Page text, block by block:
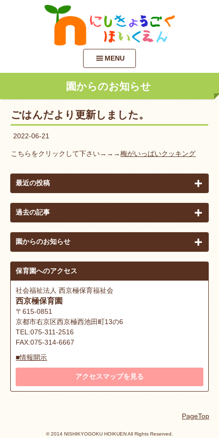
MENU
園からのお知らせ
ごはんだより更新しました。
2022-06-21
こちらをクリックして下さい→→→梅がいっぱいクッキング
最近の投稿
過去の記事
園からのお知らせ
保育園へのアクセス
社会福祉法人 西京極保育福祉会
西京極保育園
〒615-0851
京都市右京区西京極西池田町13の6
TEL:075-311-2516
FAX:075-314-6667
■情報開示
アクセスマップを見る
PageTop
© 2014 NISHIKYOGOKU HOIKUEN All Rights Reserved.